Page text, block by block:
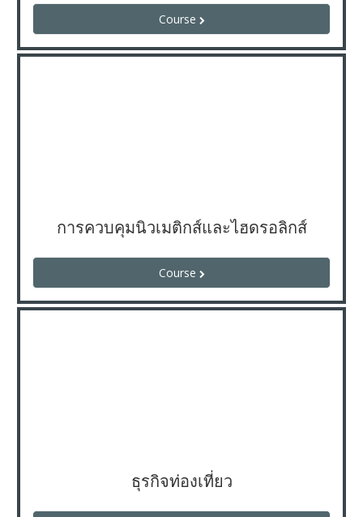
Course
การควบคุมนิวเมติกส์และไฮดรอลิกส์
Course
ธุรกิจท่องเที่ยว